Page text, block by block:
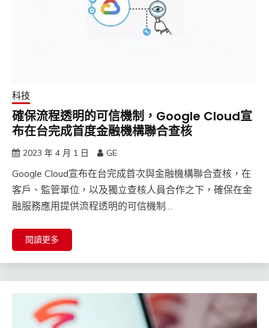
科技
確保流程透明的可信機制，Google Cloud宣
布在台完成首度金融機構聯合查核
2023 年 4 月 1 日 GE
Google Cloud宣布在台完成首次與金融機構聯合查核，在
客戶、監管單位，以及獨立查核人員合作之下，確保在金
融服務應用提供流程透明的可信機制…
閱讀更多